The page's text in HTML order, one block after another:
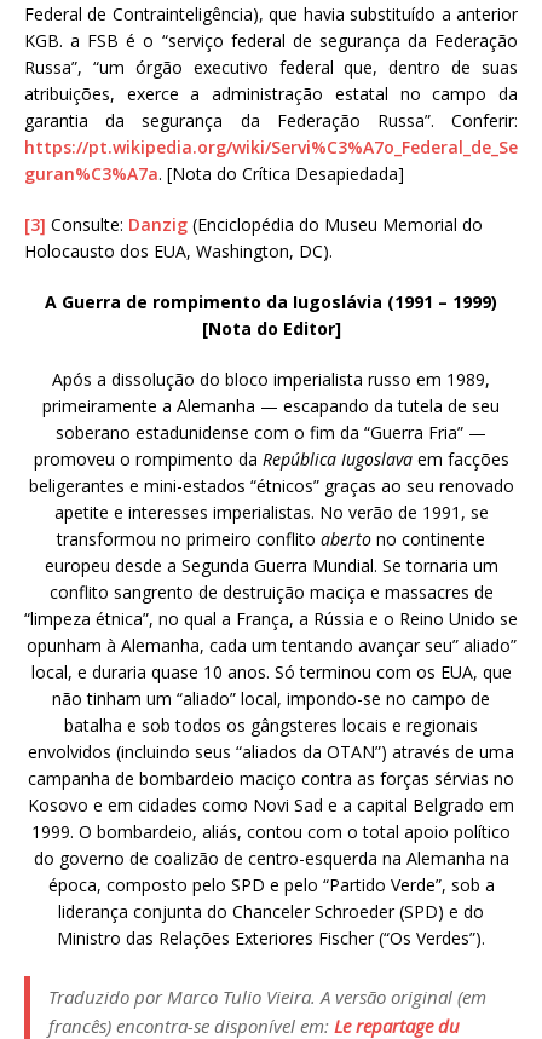
Federal de Contrainteligência), que havia substituído a anterior
KGB. a FSB é o “serviço federal de segurança da Federação
Russa”, “um órgão executivo federal que, dentro de suas
atribuições, exerce a administração estatal no campo da
garantia da segurança da Federação Russa”. Conferir:
https://pt.wikipedia.org/wiki/Servi%C3%A7o_Federal_de_Se
guran%C3%A7a. [Nota do Crítica Desapiedada]
[3] Consulte: Danzig (Enciclopédia do Museu Memorial do
Holocausto dos EUA, Washington, DC).
A Guerra de rompimento da Iugoslávia (1991 – 1999)
[Nota do Editor]
Após a dissolução do bloco imperialista russo em 1989,
primeiramente a Alemanha — escapando da tutela de seu
soberano estadunidense com o fim da “Guerra Fria” —
promoveu o rompimento da República Iugoslavaem facções
beligerantes e mini-estados “étnicos” graças ao seu renovado
apetite e interesses imperialistas. No verão de 1991, se
transformou no primeiro conflito aberto no continente
europeu desde a Segunda Guerra Mundial. Se tornaria um
conflito sangrento de destruição maciça e massacres de
“limpeza étnica”, no qual a França, a Rússia e o Reino Unido se
opunham à Alemanha, cada um tentando avançar seu” aliado”
local, e duraria quase 10 anos. Só terminou com os EUA, que
não tinham um “aliado” local, impondo-se no campo de
batalha e sob todos os gângsteres locais e regionais
envolvidos (incluindo seus “aliados da OTAN”) através de uma
campanha de bombardeio maciço contra as forças sérvias no
Kosovo e em cidades como Novi Sad e a capital Belgrado em
1999. O bombardeio, aliás, contou com o total apoio político
do governo de coalizão de centro-esquerda na Alemanha na
época, composto pelo SPD e pelo “Partido Verde”, sob a
liderança conjunta do Chanceler Schroeder (SPD) e do
Ministro das Relações Exteriores Fischer (“Os Verdes”).
Traduzido por Marco Tulio Vieira. A versão original (em
francês) encontra-se disponível em: Le repartage du